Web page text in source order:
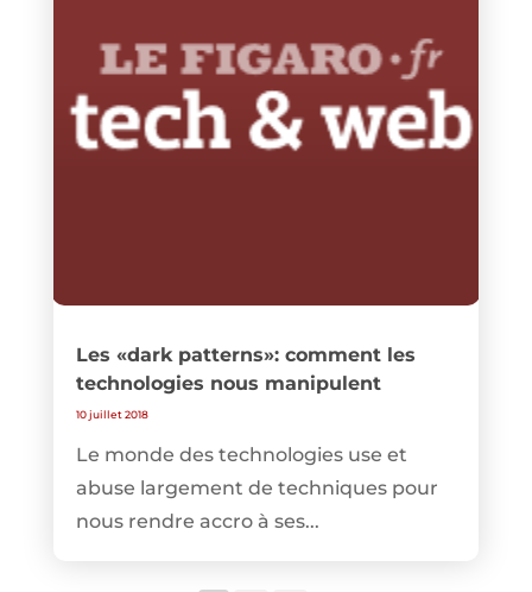
Les «dark patterns»: comment les
technologies nous manipulent
10 juillet 2018
Le monde des technologies use et
abuse largement de techniques pour
nous rendre accro à ses...